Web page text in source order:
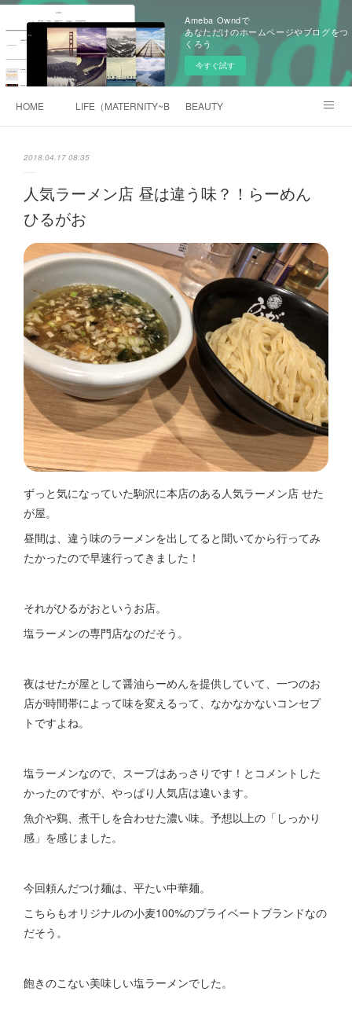
Ameba Owndで
あなただけのホームページやブログをつ
くろう
今すぐ試す
HOME LIFE（MATERNITY~BABY)BEAUTY
2018.04.17 08:35
人気ラーメン店 昼は違う味？！らーめん
ひるがお
ずっと気になっていた駒沢に本店のある人気ラーメン店 せた
が屋。
昼間は、違う味のラーメンを出してると聞いてから行ってみ
たかったので早速行ってきました！
それがひるがおというお店。
塩ラーメンの専門店なのだそう。
夜はせたが屋として醤油らーめんを提供していて、一つのお
店が時間帯によって味を変えるって、なかなかないコンセプ
トですよね。
塩ラーメンなので、スープはあっさりです！とコメントした
かったのですが、やっぱり人気店は違います。
魚介や鷄、煮干しを合わせた濃い味。予想以上の「しっかり
感」を感じました。
今回頼んだつけ麺は、平たい中華麺。
こちらもオリジナルの小麦100%のプライベートブランドなの
だそう。
飽きのこない美味しい塩ラーメンでした。